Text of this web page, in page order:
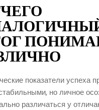
показатели успеха
но личное
различаться у